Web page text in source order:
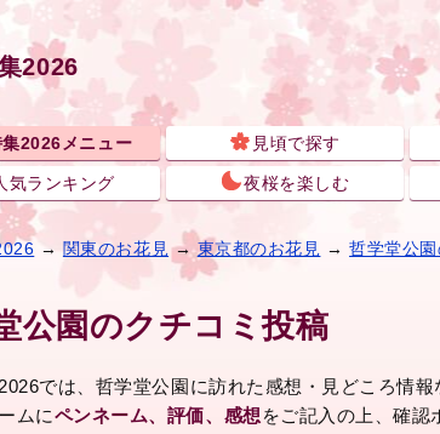
2026
2026メニュー 見頃で探す
気ランキング 夜桜を楽しむ
→ 関東のお花見 →東京都のお花見 →哲学堂公
公園のクチコミ投稿
では、哲学堂公園に訪れた感想・見どころ情報
ムにペンネーム、評価、感想 をご記入の上、確認